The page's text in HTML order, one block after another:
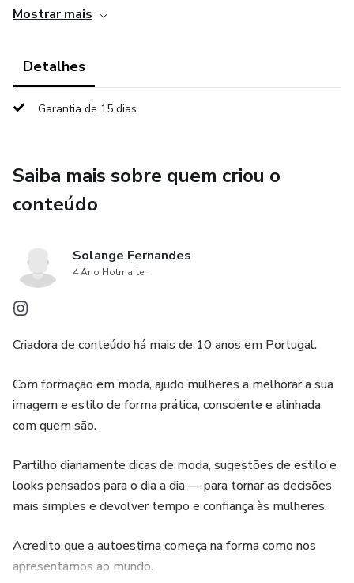
Este e-book é um guia prático e inspirador que vai ajudar-
usadas em diversas ocasiões, desde o trabalho até ao
Mostrar mais
Detalhes
Garantia de 15 dias
Saiba mais sobre quem criou o
conteúdo
Solange Fernandes
4 Ano Hotmarter
Criadora de conteúdo há mais de 10 anos em Portugal.
Com formação em moda, ajudo mulheres a melhorar a sua
imagem e estilo de forma prática, consciente e alinhada
com quem são.
Partilho diariamente dicas de moda, sugestões de estilo e
looks pensados para o dia a dia — para tornar as decisões
mais simples e devolver tempo e confiança às mulheres.
Acredito que a autoestima começa na forma como nos
apresentamos ao mundo.